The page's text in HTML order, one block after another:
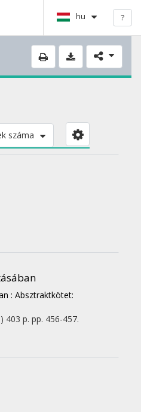
hu ?
száma
: Absztraktkötet:
403 p. pp. 456-457.